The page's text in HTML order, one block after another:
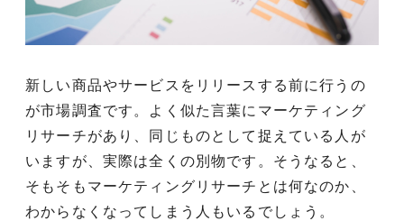
新しい商品やサービスをリリースする前に行うの
が市場調査です。よく似た言葉にマーケティング
リサーチがあり、同じものとして捉えている人が
いますが、実際は全くの別物です。そうなると、
そもそもマーケティングリサーチとは何なのか、
わからなくなってしまう人もいるでしょう。